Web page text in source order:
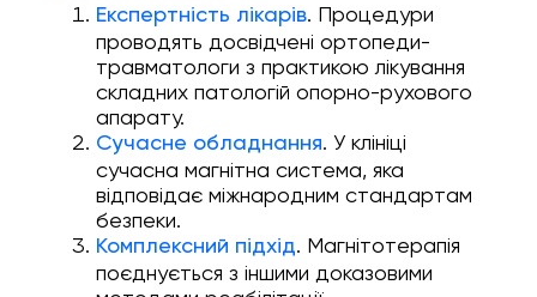
Експертність лікарів. Процедури
проводять досвідчені ортопеди-
травматологи з практикою лікування
складних патологій опорно-рухового
апарату.
Сучасне обладнання. У клініці
сучасна магнітна система, яка
відповідає міжнародним стандартам
безпеки.
Комплексний підхід. Магнітотерапія
поєднується з іншими доказовими